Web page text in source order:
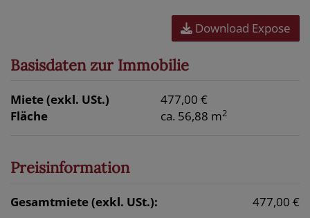
Download Expose
Basisdaten zur Immobilie
Miete (exkl. USt.)
477,00 €
Fläche
ca. 56,88 m2
Preisinformation
Gesamtmiete (exkl. USt.):
477,00 €